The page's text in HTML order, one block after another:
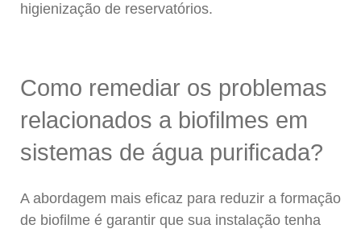
higienização de reservatórios.
Como remediar os problemas
relacionados a biofilmes em
sistemas de água purificada?
A abordagem mais eficaz para reduzir a formação
de biofilme é garantir que sua instalação tenha